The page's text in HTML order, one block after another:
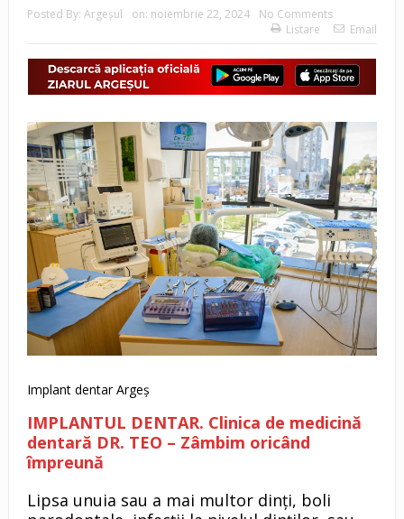
Posted By: Argeşul on: noiembrie 22, 2024
No Comments
Listare
Email
Implant dentar Argeș
IMPLANTUL DENTAR. Clinica de medicină
dentară DR. TEO – Zâmbim oricând
împreună
Lipsa unuia sau a mai multor dinți, boli